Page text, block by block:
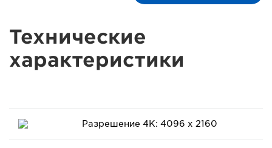
Технические
характеристики
Разрешение 4K: 4096 x 2160